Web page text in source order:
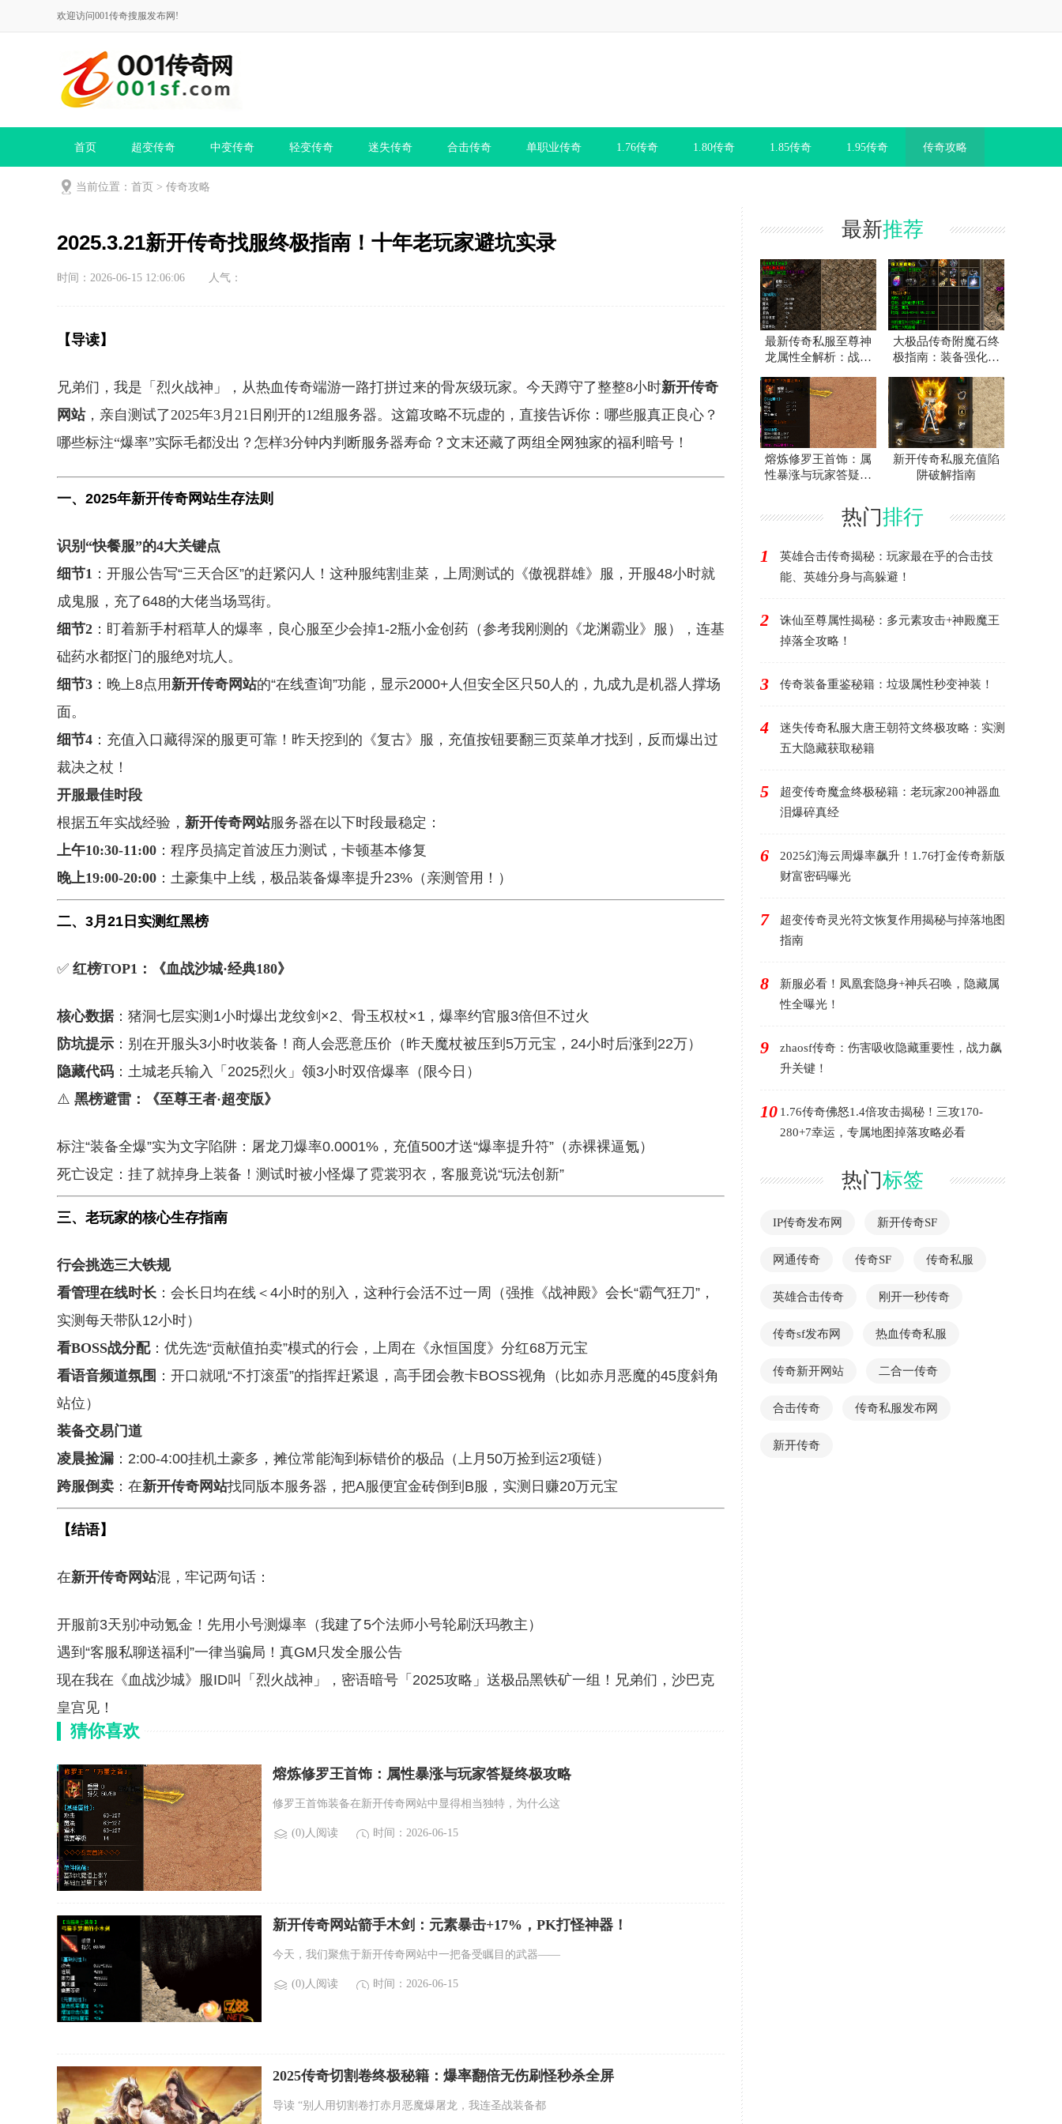
欢迎访问001传奇搜服发布网!
首页 超变传奇 中变传奇 轻变传奇 迷失传奇 合击传奇 单职业传奇 1.76传奇 1.80传奇 1.85传奇 1.95传奇 传奇攻略
当前位置： 首页 > 传奇攻略
2025.3.21新开传奇找服终极指南！十年老玩家避坑实录
时间：2026-06-15 12:06:06 人气：
【导读】
兄弟们，我是「烈火战神」，从热血传奇端游一路打拼过来的骨灰级玩家。今天蹲守了整整8小时新开传奇
网站，亲自测试了2025年3月21日刚开的12组服务器。这篇攻略不玩虚的，直接告诉你：哪些服真正良心？
哪些标注“爆率”实际毛都没出？怎样3分钟内判断服务器寿命？文末还藏了两组全网独家的福利暗号！
一、2025年新开传奇网站生存法则
识别“快餐服”的4大关键点
细节1 ：开服公告写“三天合区”的赶紧闪人！这种服纯割韭菜，上周测试的《傲视群雄》服，开服48小时就
成鬼服，充了648的大佬当场骂街。
细节2 ：盯着新手村稻草人的爆率，良心服至少会掉1-2瓶小金创药（参考我刚测的《龙渊霸业》服），连基
础药水都抠门的服绝对坑人。
细节3 ：晚上8点用新开传奇网站的“在线查询”功能，显示2000+人但安全区只50人的，九成九是机器人撑场
面。
细节4 ：充值入口藏得深的服更可靠！昨天挖到的《复古》服，充值按钮要翻三页菜单才找到，反而爆出过
裁决之杖！
开服最佳时段
根据五年实战经验， 新开传奇网站服务器在以下时段最稳定：
上午10:30-11:00 ：程序员搞定首波压力测试，卡顿基本修复
晚上19:00-20:00 ：土豪集中上线，极品装备爆率提升23%（亲测管用！）
二、3月21日实测红黑榜
✅ 红榜TOP1：《血战沙城·经典180》
核心数据：猪洞七层实测1小时爆出龙纹剑×2、骨玉权杖×1，爆率约官服3倍但不过火
防坑提示 ：别在开服头3小时收装备！商人会恶意压价（昨天魔杖被压到5万元宝，24小时后涨到22万）
隐藏代码 ：土城老兵输入「2025烈火」领3小时双倍爆率（限今日）
⚠️ 黑榜避雷：《至尊王者·超变版》
标注“装备全爆”实为文字陷阱：屠龙刀爆率0.0001%，充值500才送“爆率提升符”（赤裸裸逼氪）
死亡设定：挂了就掉身上装备！测试时被小怪爆了霓裳羽衣，客服竟说“玩法创新”
三、老玩家的核心生存指南
行会挑选三大铁规
看管理在线时长 ：会长日均在线＜4小时的别入，这种行会活不过一周（强推《战神殿》会长“霸气狂刀”，
实测每天带队12小时）
看BOSS战分配：优先选“贡献值拍卖”模式的行会，上周在《永恒国度》分红68万元宝
看语音频道氛围 ：开口就吼“不打滚蛋”的指挥赶紧退，高手团会教卡BOSS视角（比如赤月恶魔的45度斜角
站位）
装备交易门道
凌晨捡漏 ：2:00-4:00挂机土豪多，摊位常能淘到标错价的极品（上月50万捡到运2项链）
跨服倒卖 ：在新开传奇网站找同版本服务器，把A服便宜金砖倒到B服，实测日赚20万元宝
【结语】
在新开传奇网站混，牢记两句话：
开服前3天别冲动氪金！先用小号测爆率（我建了5个法师小号轮刷沃玛教主）
遇到“客服私聊送福利”一律当骗局！真GM只发全服公告
现在我在《血战沙城》服ID叫「烈火战神」，密语暗号「2025攻略」送极品黑铁矿一组！兄弟们，沙巴克
皇宫见！
猜你喜欢
熔炼修罗王首饰：属性暴涨与玩家答疑终极攻略
修罗王首饰装备在新开传奇网站中显得相当独特，为什么这
(0)人阅读 时间：2026-06-15
新开传奇网站箭手木剑：元素暴击+17%，PK打怪神器！
今天，我们聚焦于新开传奇网站中一把备受瞩目的武器——
(0)人阅读 时间：2026-06-15
2025传奇切割卷终极秘籍：爆率翻倍无伤刷怪秒杀全屏
导读 “别人用切割卷打赤月恶魔爆屠龙，我连圣战装备都
最新推荐
最新传奇私服至尊神
龙属性全解析：战士
大极品传奇附魔石终
极指南：装备强化作
熔炼修罗王首饰：属
性暴涨与玩家答疑终
新开传奇私服充值陷
阱破解指南
热门排行
1
英雄合击传奇揭秘：玩家最在乎的合击技
能、英雄分身与高躲避！
2
诛仙至尊属性揭秘：多元素攻击+神殿魔王
掉落全攻略！
3 传奇装备重鉴秘籍：垃圾属性秒变神装！
4
迷失传奇私服大唐王朝符文终极攻略：实测
五大隐藏获取秘籍
5
超变传奇魔盒终极秘籍：老玩家200神器血
泪爆碎真经
6
2025幻海云周爆率飙升！1.76打金传奇新版
财富密码曝光
7
超变传奇灵光符文恢复作用揭秘与掉落地图
指南
8
新服必看！凤凰套隐身+神兵召唤，隐藏属
性全曝光！
9
zhaosf传奇：伤害吸收隐藏重要性，战力飙
升关键！
10 1.76传奇佛怒1.4倍攻击揭秘！三攻170-
280+7幸运，专属地图掉落攻略必看
热门标签
IP传奇发布网 新开传奇SF
网通传奇 传奇SF 传奇私服
英雄合击传奇 刚开一秒传奇
传奇sf发布网 热血传奇私服
传奇新开网站 二合一传奇
合击传奇 传奇私服发布网
新开传奇